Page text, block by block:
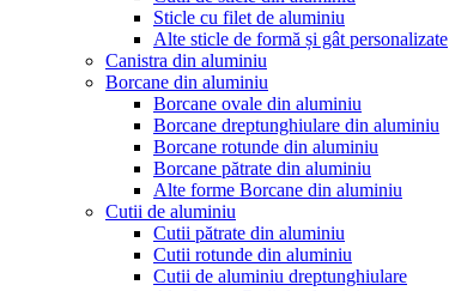
Sticle cu filet de aluminiu
Alte sticle de formă și gât personalizate
Canistra din aluminiu
Borcane din aluminiu
Borcane ovale din aluminiu
Borcane dreptunghiulare din aluminiu
Borcane rotunde din aluminiu
Borcane pătrate din aluminiu
Alte forme Borcane din aluminiu
Cutii de aluminiu
Cutii pătrate din aluminiu
Cutii rotunde din aluminiu
Cutii de aluminiu dreptunghiulare